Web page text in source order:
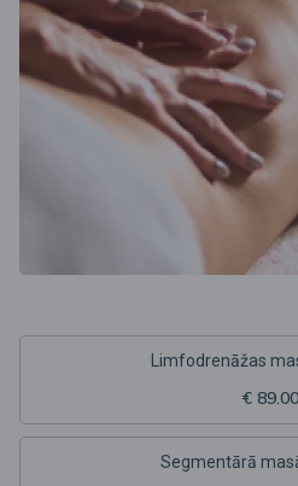
Limfodrenāžas
€ 89.00
Segmentārā